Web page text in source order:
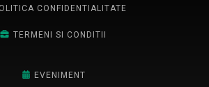
CONFIDENTIALITATE
TERMENI SI CONDITII
EVENIMENT